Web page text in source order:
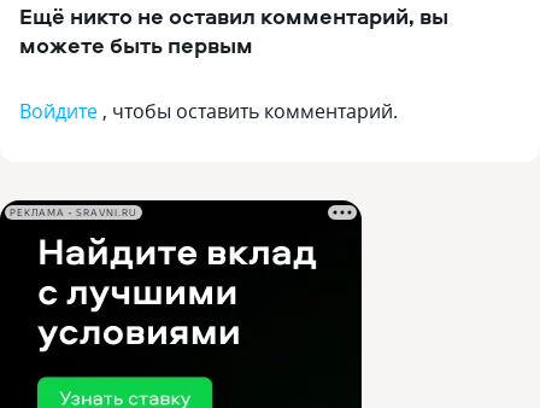
Ещё никто не оставил комментарий, вы
можете быть первым
Войдите , чтобы оставить комментарий.
РЕКЛАМА • SRAVNI.RU